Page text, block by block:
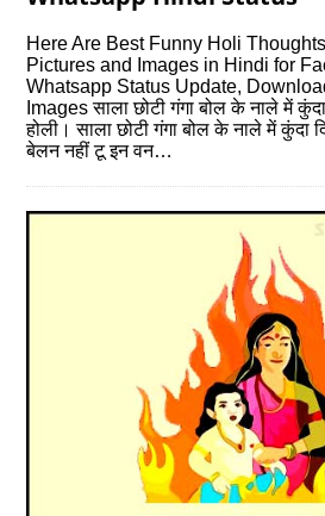
Here Are Best Funny Holi
Pictures and Images in Hindi for
Whatsapp Status Update,
Images साला छोटी गंगा बोल के नाले में
होली। साला छोटी गंगा बोल के नाले में कुंदा
बेलन नहीं टू इन वन…